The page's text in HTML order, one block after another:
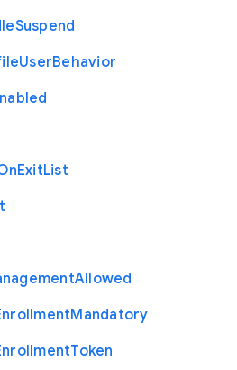
Suspend
UserBehavior
ExitList
Allowed
Mandatory
Token